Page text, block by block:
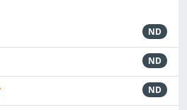
ND
ND
ND